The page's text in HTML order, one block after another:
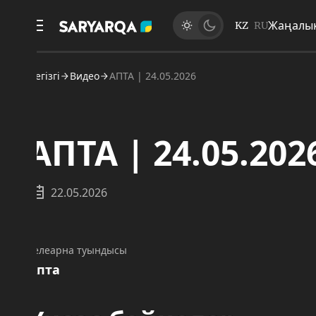
KZ Жаңалықтар
Видео АПТА | 24.05.2026
| 24.05.2026
22.05.2026
туындысы